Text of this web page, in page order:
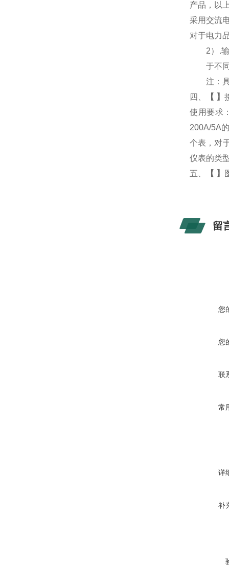
产品，以
采用交流
对于电力
2） .
于不
注：
四、
【 】
使用要求
200A/5A
个表，对
仪表的类
五、
【 】
留
您
您
联
常
详
补